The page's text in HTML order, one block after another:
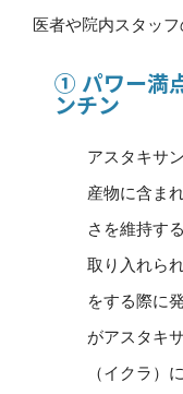
医者や院内スタッ
① パワー満
ンチン
アスタキサ
産物に含ま
さを維持す
取り入れら
をする際に
がアスタキ
（イクラ）